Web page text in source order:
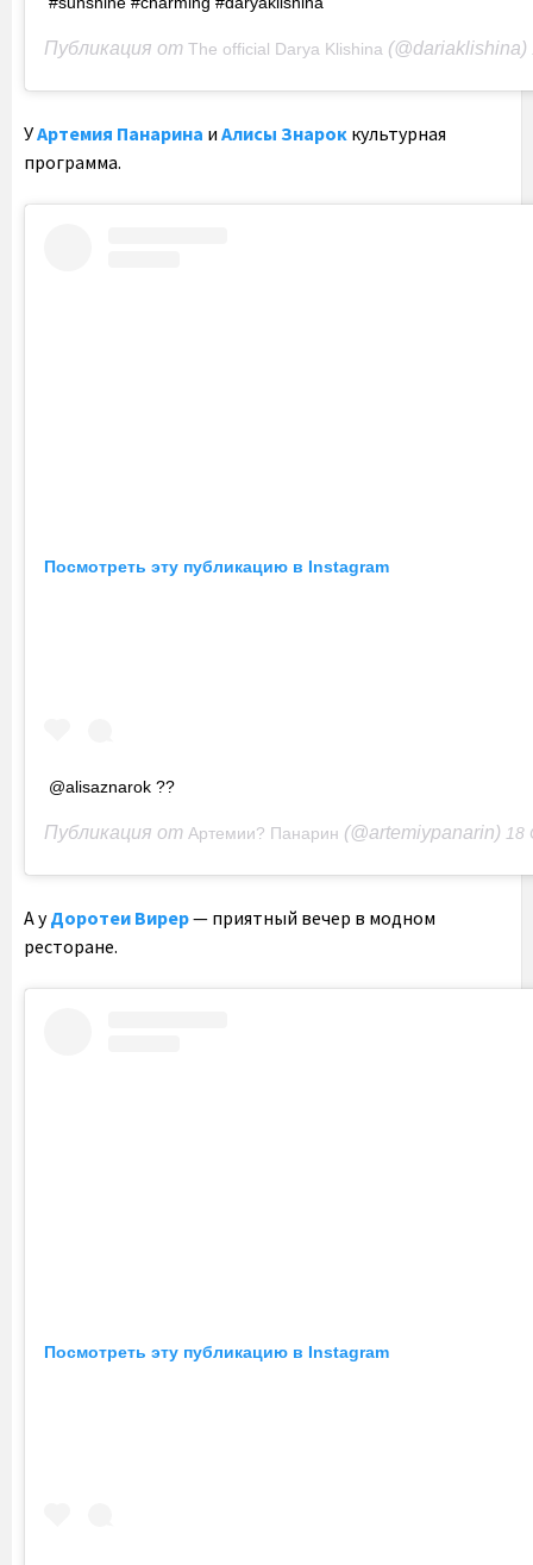
Публикация от The official Darya Klishina (@dariaklishina)
УАртемия Панарина и Алисы Знарок культурная
программа.
Посмотреть эту публикацию в Instagram
@alisaznarok ??
Публикация от Артемии? Панарин (@artemiypanarin) 18 Сен 2020
А уДоротеи Вирер— приятный вечер в модном
ресторане.
Посмотреть эту публикацию в Instagram